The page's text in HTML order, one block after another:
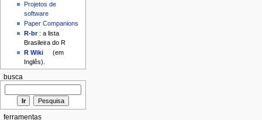
Projetos de
software
Paper Companions
R-br: a lista
Brasileira do R
R Wiki
(em
Inglês).
busca
ferramentas